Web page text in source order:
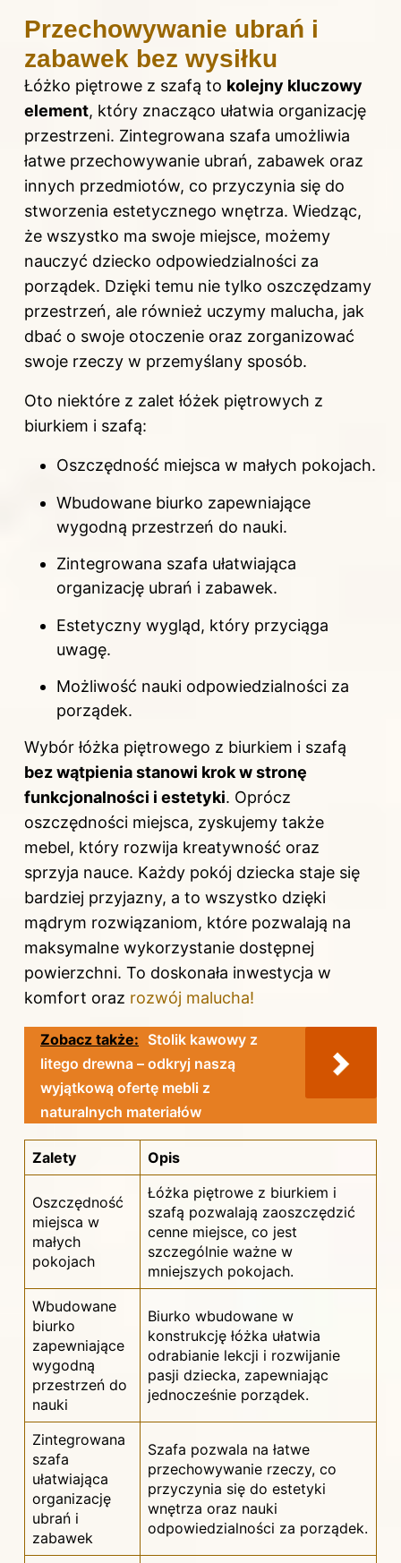
Przechowywanie ubrań i
zabawek bez wysiłku
Łóżko piętrowe z szafą to kolejny kluczowy
element, który znacząco ułatwia organizację
przestrzeni. Zintegrowana szafa umożliwia
łatwe przechowywanie ubrań, zabawek oraz
innych przedmiotów, co przyczynia się do
stworzenia estetycznego wnętrza. Wiedząc,
że wszystko ma swoje miejsce, możemy
nauczyć dziecko odpowiedzialności za
porządek. Dzięki temu nie tylko oszczędzamy
przestrzeń, ale również uczymy malucha, jak
dbać o swoje otoczenie oraz zorganizować
swoje rzeczy w przemyślany sposób.
Oto niektóre z zalet łóżek piętrowych z
biurkiem i szafą:
Oszczędność miejsca w małych pokojach.
Wbudowane biurko zapewniające
wygodną przestrzeń do nauki.
Zintegrowana szafa ułatwiająca
organizację ubrań i zabawek.
Estetyczny wygląd, który przyciąga
uwagę.
Możliwość nauki odpowiedzialności za
porządek.
Wybór łóżka piętrowego z biurkiem i szafą
bez wątpienia stanowi krok w stronę
funkcjonalności i estetyki. Oprócz
oszczędności miejsca, zyskujemy także
mebel, który rozwija kreatywność oraz
sprzyja nauce. Każdy pokój dziecka staje się
bardziej przyjazny, a to wszystko dzięki
mądrym rozwiązaniom, które pozwalają na
maksymalne wykorzystanie dostępnej
powierzchni. To doskonała inwestycja w
komfort oraz rozwój malucha!
Zobacz także: Stolik kawowy z
litego drewna – odkryj naszą
wyjątkową ofertę mebli z
naturalnych materiałów
Zalety Opis
Oszczędność
miejsca w
małych
pokojach
Łóżka piętrowe z biurkiem i
szafą pozwalają zaoszczędzić
cenne miejsce, co jest
szczególnie ważne w
mniejszych pokojach.
Wbudowane
biurko
zapewniające
wygodną
przestrzeń do
nauki
Biurko wbudowane w
konstrukcję łóżka ułatwia
odrabianie lekcji i rozwijanie
pasji dziecka, zapewniając
jednocześnie porządek.
Zintegrowana
szafa
ułatwiająca
organizację
ubrań i
zabawek
Szafa pozwala na łatwe
przechowywanie rzeczy, co
przyczynia się do estetyki
wnętrza oraz nauki
odpowiedzialności za porządek.